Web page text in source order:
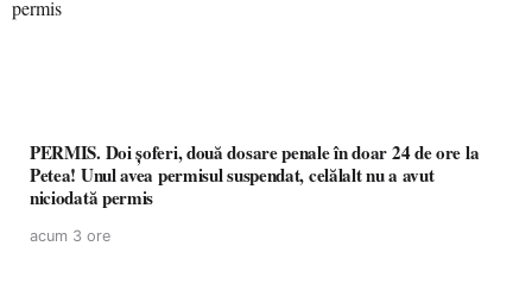
PERMIS. Doi șoferi, două dosare penale în doar 24 de ore la
Petea! Unul avea permisul suspendat, celălalt nu a avut
niciodată permis
acum 3 ore